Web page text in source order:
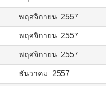
พฤศจิกายน 2557
พฤศจิกายน 2557
พฤศจิกายน 2557
ธันวาคม 2557